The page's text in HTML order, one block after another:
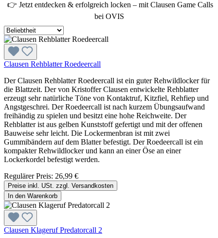
👉 Jetzt entdecken & erfolgreich locken – mit Clausen Game Calls
bei OVIS
Clausen Rehblatter Roedeercall
Der Clausen Rehblatter Roedeercall ist ein guter Rehwildlocker für
die Blattzeit. Der von Kristoffer Clausen entwickelte Rehblatter
erzeugt sehr natürliche Töne von Kontaktruf, Kitzfiel, Rehfiep und
Angstgeschrei. Der Roedeercall ist nach kurzem Übungsaufwand
freihändig zu spielen und besitzt eine hohe Reichweite. Der
Rehblatter ist aus gelben Kunststoff gefertigt und mit der offenen
Bauweise sehr leicht. Die Lockermenbran ist mit zwei
Gummibändern auf dem Blatter befestigt. Der Roedeercall ist ein
kompakter Rehwildlocker und kann an einer Öse an einer
Lockerkordel befestigt werden.
Regulärer Preis: 26,99 €
Preise inkl. USt. zzgl. Versandkosten
In den Warenkorb
Clausen Klageruf Predatorcall 2